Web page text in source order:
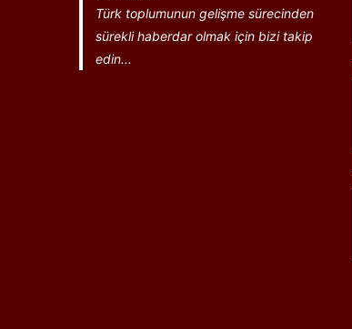
Türk toplumunun gelişme sürecinden
sürekli haberdar olmak için bizi takip
edin...